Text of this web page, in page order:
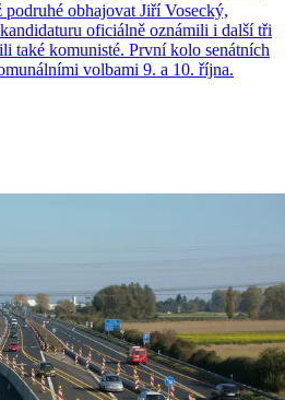
podruhé obhajovat Jiří Vosecký,
oficiálně oznámili i další tři
také komunisté. První kolo senátních
volbami 9. a 10. října.